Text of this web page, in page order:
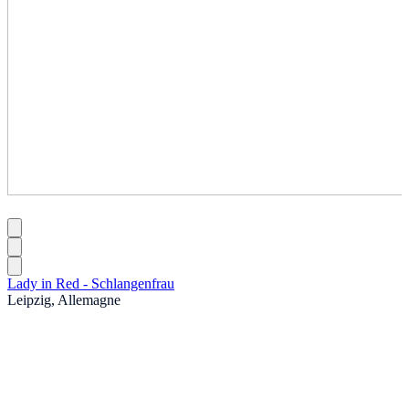
Lady in Red - Schlangenfrau
Leipzig, Allemagne